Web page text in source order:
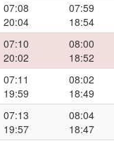
07:08
20:04
07:59
18:54
07:10
20:02
08:00
18:52
07:11
19:59
08:02
18:49
07:13
19:57
08:04
18:47